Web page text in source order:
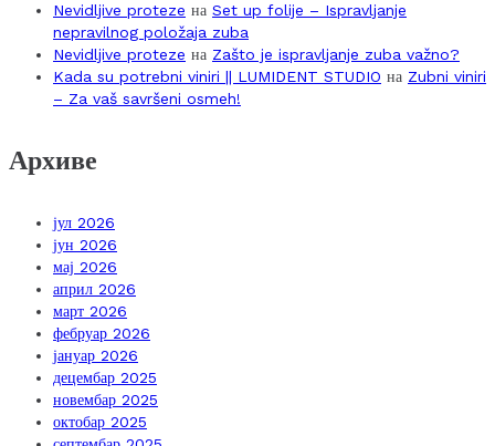
Nevidljive proteze на Set up folije – Ispravljanje
nepravilnog položaja zuba
Nevidljive proteze на Zašto je ispravljanje zuba važno?
Kada su potrebni viniri || LUMIDENT STUDIO на Zubni viniri
– Za vaš savršeni osmeh!
Архиве
јул 2026
јун 2026
мај 2026
април 2026
март 2026
фебруар 2026
јануар 2026
децембар 2025
новембар 2025
октобар 2025